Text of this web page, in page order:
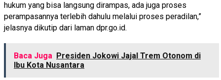
hukum yang bisa langsung dirampas, ada juga proses
perampasannya terlebih dahulu melalui proses peradilan,”
jelasnya dikutip dari laman dpr.go.id.
Baca Juga Presiden Jokowi Jajal Trem Otonom di
Ibu Kota Nusantara